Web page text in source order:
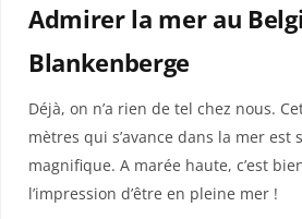
Admirer la mer au
Blankenberge
Déjà, on n’a rien de tel chez nous.
mètres qui s’avance dans la mer est
magnifique. A marée haute, c’est
l’impression d’être en pleine mer !